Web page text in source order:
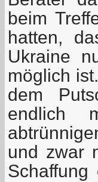
beim
hatten,
Ukraine
möglich
dem
endlich
und zwar
Schaffung